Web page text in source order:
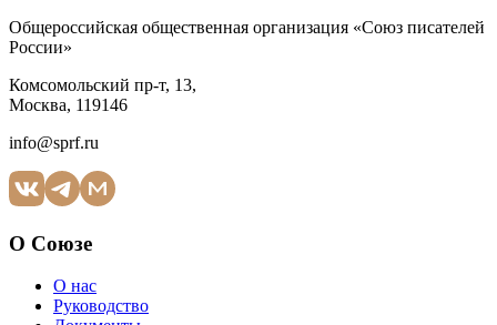
Общероссийская общественная организация «Союз писателей
России»
Комсомольский пр-т, 13,
Москва, 119146
info@sprf.ru
О Союзе
О нас
Руководство